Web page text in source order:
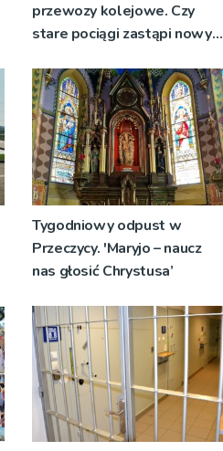
przewozy kolejowe. Czy
stare pociągi zastąpi nowy
Tygodniowy odpust w
Przeczycy. 'Maryjo – naucz
nas głosić Chrystusa’